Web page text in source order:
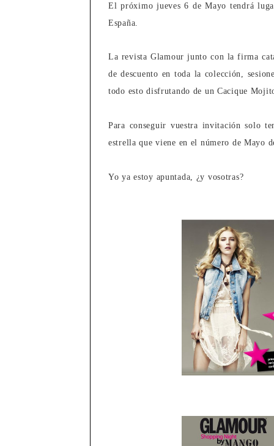
El próximo jueves 6 de Mayo tendrá
España.
La revista Glamour junto con la firma
de descuento en toda la colección,
todo esto disfrutando de un Cacique
Para conseguir vuestra invitación solo
estrella que viene en el número de Mayo
Yo ya estoy apuntada, ¿y vosotras?